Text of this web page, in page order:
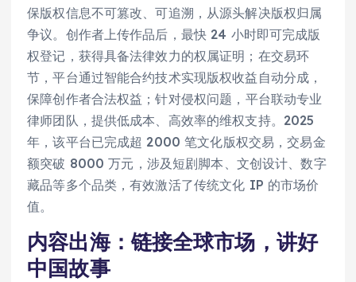
保版权信息不可篡改、可追溯，从源头解决版权归属
争议。创作者上传作品后，最快 24 小时即可完成版
权登记，获得具备法律效力的权属证明；在交易环
节，平台通过智能合约技术实现版权收益自动分成，
保障创作者合法权益；针对侵权问题，平台联动专业
律师团队，提供低成本、高效率的维权支持。2025
年，该平台已完成超 2000 笔文化版权交易，交易金
额突破 8000 万元，涉及短剧脚本、文创设计、数字
藏品等多个品类，有效激活了传统文化 IP 的市场价
值。
内容出海：链接全球市场，讲好
中国故事